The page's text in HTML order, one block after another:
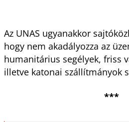
Az UNAS ugyanakkor
hogy nem akadályozza az
humanitárius segélyek, friss
illetve katonai szállítmányok
***